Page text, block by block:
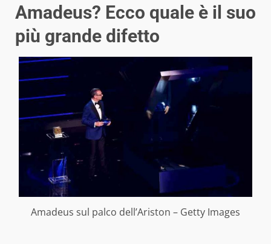
Amadeus? Ecco quale è il suo
più grande difetto
Amadeus sul palco dell’Ariston – Getty Images